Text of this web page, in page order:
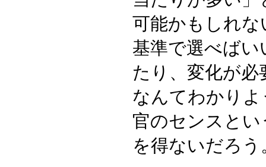
可能かもしれ
基準で選べば
たり、変化が必
なんてわかり
官のセンスと
を得ないだろう